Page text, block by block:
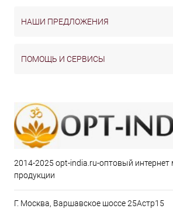
НАШИ ПРЕДЛОЖЕНИЯ
ПОМОЩЬ И СЕРВИСЫ
2014-2025 opt-india.ru-оптовый интернет
продукции
Г. Москва, Варшавское шоссе 25Астр15